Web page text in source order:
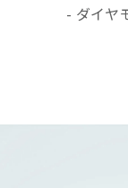
- ダイヤ